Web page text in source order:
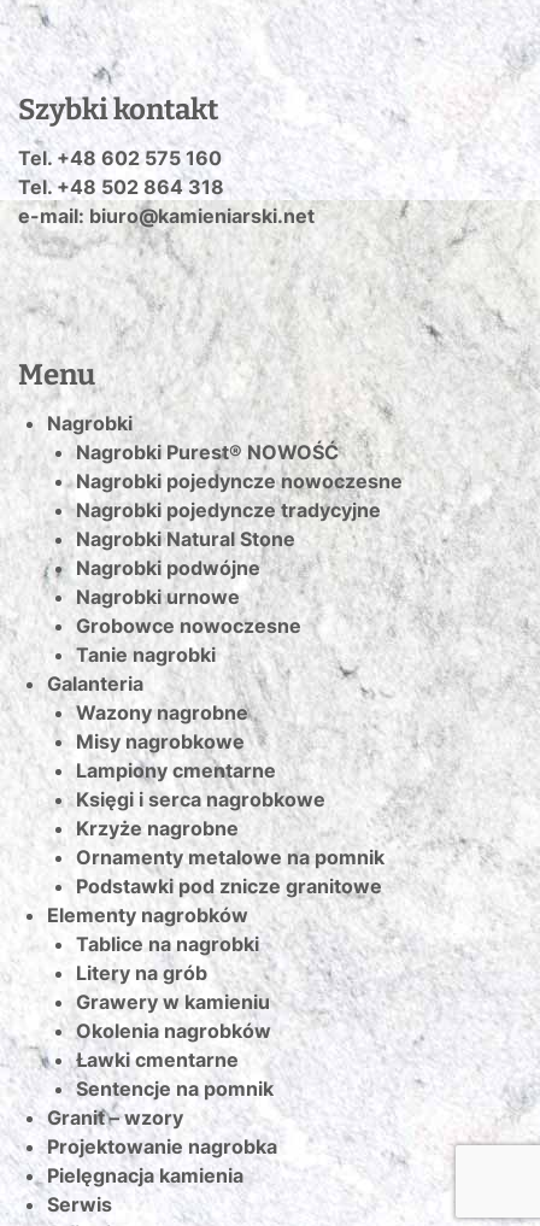
Szybki kontakt
Tel. +48 602 575 160
Tel. +48 502 864 318
e-mail: biuro@kamieniarski.net
Menu
Nagrobki
Nagrobki Purest® NOWOŚĆ
Nagrobki pojedyncze nowoczesne
Nagrobki pojedyncze tradycyjne
Nagrobki Natural Stone
Nagrobki podwójne
Nagrobki urnowe
Grobowce nowoczesne
Tanie nagrobki
Galanteria
Wazony nagrobne
Misy nagrobkowe
Lampiony cmentarne
Księgi i serca nagrobkowe
Krzyże nagrobne
Ornamenty metalowe na pomnik
Podstawki pod znicze granitowe
Elementy nagrobków
Tablice na nagrobki
Litery na grób
Grawery w kamieniu
Okolenia nagrobków
Ławki cmentarne
Sentencje na pomnik
Granit – wzory
Projektowanie nagrobka
Pielęgnacja kamienia
Serwis